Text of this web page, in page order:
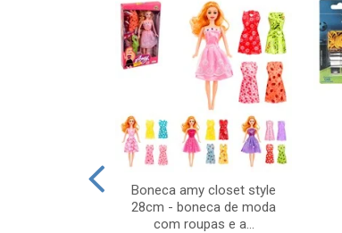
Boneca amy closet style
28cm - boneca de moda
com roupas e a...